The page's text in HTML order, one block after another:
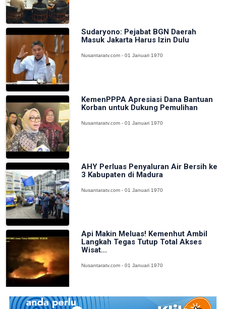
Sudaryono: Pejabat BGN Daerah
Masuk Jakarta Harus Izin Dulu
Nusantaratv.com - 01 Januari 1970
KemenPPPA Apresiasi Dana Bantuan
Korban untuk Dukung Pemulihan
Nusantaratv.com - 01 Januari 1970
AHY Perluas Penyaluran Air Bersih ke
3 Kabupaten di Madura
Nusantaratv.com - 01 Januari 1970
Api Makin Meluas! Kemenhut Ambil
Langkah Tegas Tutup Total Akses
Wisat...
Nusantaratv.com - 01 Januari 1970